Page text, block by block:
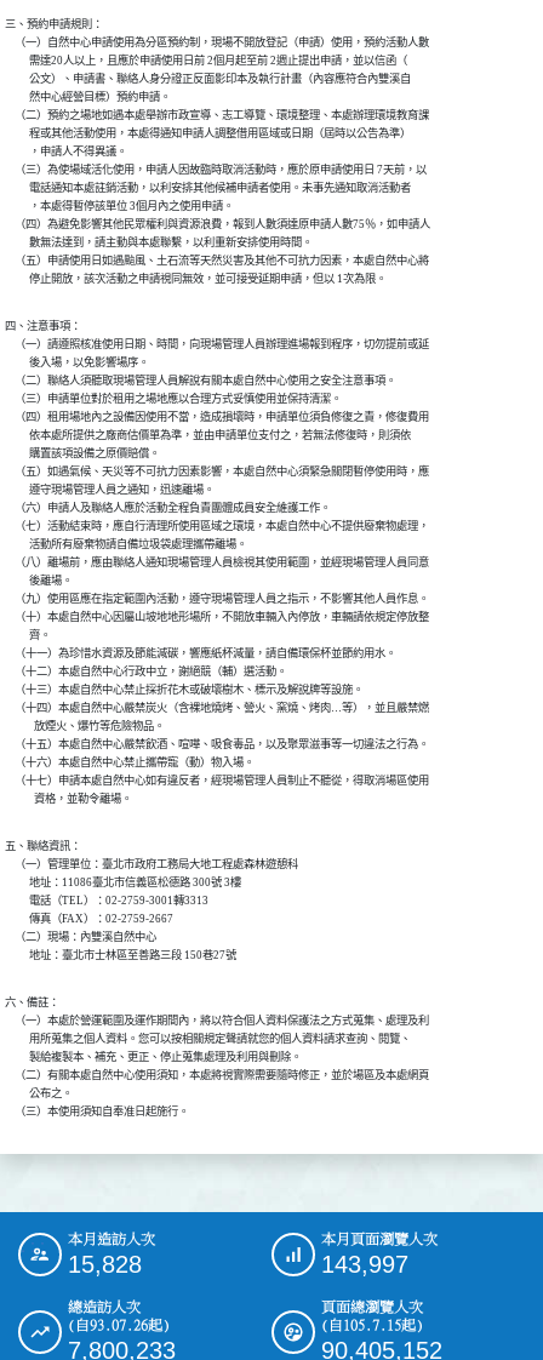
三、預約申請規則：
    （一）自然中心申請使用為分區預約制，現場不開放登記（申請）使用，預約活動人數
          需達20人以上，且應於申請使用日前 2個月起至前 2週止提出申請，並以信函（
          公文）、申請書、聯絡人身分證正反面影印本及執行計畫（內容應符合內雙溪自
          然中心經營目標）預約申請。
    （二）預約之場地如遇本處舉辦市政宣導、志工導覽、環境整理、本處辦理環境教育課
          程或其他活動使用，本處得通知申請人調整借用區域或日期（屆時以公告為準）
          ，申請人不得異議。
    （三）為使場域活化使用，申請人因故臨時取消活動時，應於原申請使用日 7天前，以
          電話通知本處註銷活動，以利安排其他候補申請者使用。未事先通知取消活動者
          ，本處得暫停該單位 3個月內之使用申請。
    （四）為避免影響其他民眾權利與資源浪費，報到人數須達原申請人數75％，如申請人
          數無法達到，請主動與本處聯繫，以利重新安排使用時間。
    （五）申請使用日如遇颱風、土石流等天然災害及其他不可抗力因素，本處自然中心將
          停止開放，該次活動之申請視同無效，並可接受延期申請，但以 1次為限。
四、注意事項：
    （一）請遵照核准使用日期、時間，向現場管理人員辦理進場報到程序，切勿提前或延
          後入場，以免影響場序。
    （二）聯絡人須聽取現場管理人員解說有關本處自然中心使用之安全注意事項。
    （三）申請單位對於租用之場地應以合理方式妥慎使用並保持清潔。
    （四）租用場地內之設備因使用不當，造成損壞時，申請單位須負修復之責，修復費用
          依本處所提供之廠商估價單為準，並由申請單位支付之，若無法修復時，則須依
          購置該項設備之原價賠償。
    （五）如遇氣候、天災等不可抗力因素影響，本處自然中心須緊急關閉暫停使用時，應
          遵守現場管理人員之通知，迅速離場。
    （六）申請人及聯絡人應於活動全程負責團體成員安全維護工作。
    （七）活動結束時，應自行清理所使用區域之環境，本處自然中心不提供廢棄物處理，
          活動所有廢棄物請自備垃圾袋處理攜帶離場。
    （八）離場前，應由聯絡人通知現場管理人員檢視其使用範圍，並經現場管理人員同意
          後離場。
    （九）使用區應在指定範圍內活動，遵守現場管理人員之指示，不影響其他人員作息。
    （十）本處自然中心因屬山坡地地形場所，不開放車輛入內停放，車輛請依規定停放整
          齊。
    （十一）為珍惜水資源及節能減碳，響應紙杯減量，請自備環保杯並節約用水。
    （十二）本處自然中心行政中立，謝絕競（輔）選活動。
    （十三）本處自然中心禁止採折花木或破壞樹木、標示及解說牌等設施。
    （十四）本處自然中心嚴禁炭火（含裸地燒烤、營火、窯燒、烤肉…等），並且嚴禁燃
            放煙火、爆竹等危險物品。
    （十五）本處自然中心嚴禁飲酒、喧嘩、吸食毒品，以及聚眾滋事等一切違法之行為。
    （十六）本處自然中心禁止攜帶寵（動）物入場。
    （十七）申請本處自然中心如有違反者，經現場管理人員制止不聽從，得取消場區使用
            資格，並勒令離場。
五、聯絡資訊：
    （一）管理單位：臺北市政府工務局大地工程處森林遊憩科
          地址：11086臺北市信義區松德路 300號 3樓
          電話（TEL）：02-2759-3001轉3313
          傳真（FAX）：02-2759-2667
    （二）現場：內雙溪自然中心
          地址：臺北市士林區至善路三段 150巷27號
六、備註：
    （一）本處於營運範圍及運作期間內，將以符合個人資料保護法之方式蒐集、處理及利
          用所蒐集之個人資料。您可以按相關規定聲請就您的個人資料請求查詢、閱覽、
          製給複製本、補充、更正、停止蒐集處理及利用與刪除。
    （二）有關本處自然中心使用須知，本處將視實際需要隨時修正，並於場區及本處網頁
          公布之。
    （三）本使用須知自奉准日起施行。
::: 本月造訪人次
15,828
本月頁面瀏覽人次
143,997
總造訪人次
(自93.07.26起)
7,800,233
頁面總瀏覽人次
(自105.7.15起)
90,405,152